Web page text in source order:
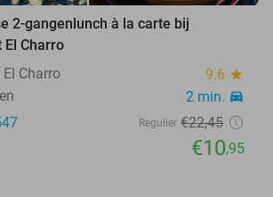
2-gangenlunch à la carte bij
El Charro
Charro
9.6 star
2 min. directions_car
Regulier €22,45
€10,95